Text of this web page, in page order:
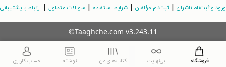
ورود و ثبت‌نام ناشران ثبت‌نام مؤلفان شرایط استفاده سوالات متداول ارتباط با پشتیبانی
©Taaghche.com v3.243.11
فروشگاه بی‌نهایت کتاب‌های من نوشته حساب کاربری